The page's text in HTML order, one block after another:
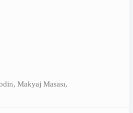
Makyaj Masası,